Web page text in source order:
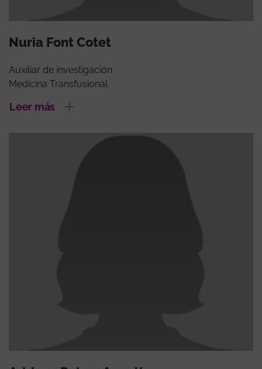
Nuria Font Cotet
Auxiliar de investigación
Medicina Transfusional
Leer más